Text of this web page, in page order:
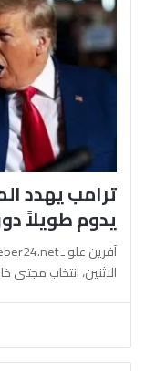
ترامب يهدد
يدوم طويلاً
الاثنين، انتخاب